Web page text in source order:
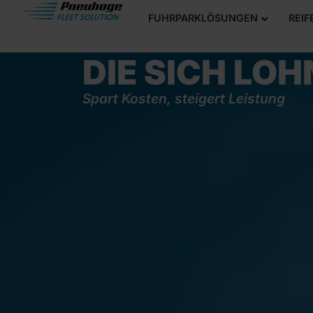
FUHRPARKLÖSUNGEN
REIFEN UND REIFENSERVICE FÜR
DIE SICH
Spart Kosten, steigert Leistung